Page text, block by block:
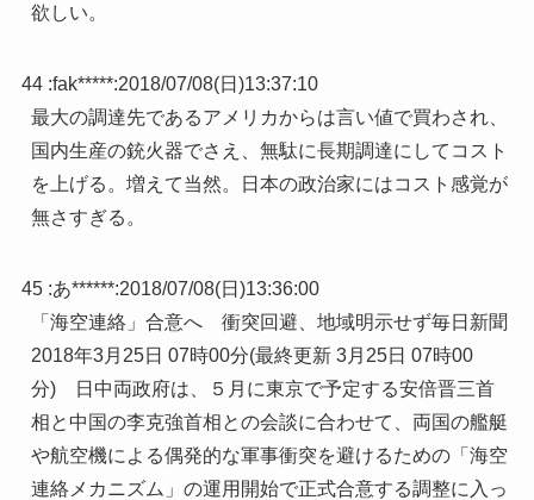
欲しい。
44 :fak*****:2018/07/08(日)13:37:10
最大の調達先であるアメリカからは言い値で買わされ、
国内生産の銃火器でさえ、無駄に長期調達にしてコスト
を上げる。増えて当然。日本の政治家にはコスト感覚が
無さすぎる。
45 :あ******:2018/07/08(日)13:36:00
「海空連絡」合意へ 衝突回避、地域明示せず毎日新聞
2018年3月25日 07時00分(最終更新 3月25日 07時00
分) 日中両政府は、５月に東京で予定する安倍晋三首
相と中国の李克強首相との会談に合わせて、両国の艦艇
や航空機による偶発的な軍事衝突を避けるための「海空
連絡メカニズム」の運用開始で正式合意する調整に入っ